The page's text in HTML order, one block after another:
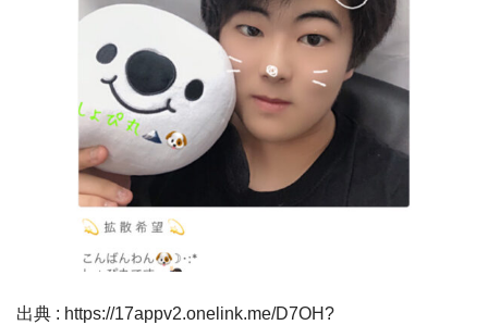
出典 : https://17appv2.onelink.me/D7OH?